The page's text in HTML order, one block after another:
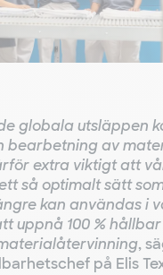
globala utsläppen
bearbetning av
extra viktigt att
så optimalt sätt
kan användas i
uppnå 100 %
,
på Elis